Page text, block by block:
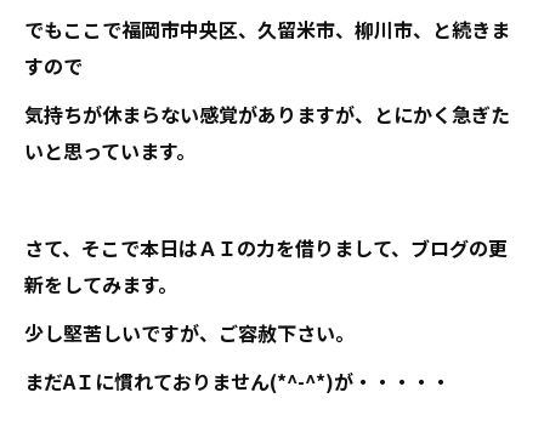
でもここで福岡市中央区、久留米市、柳川市、と続きま
すので
気持ちが休まらない感覚がありますが、とにかく急ぎた
いと思っています。
さて、そこで本日はＡＩの力を借りまして、ブログの更
新をしてみます。
少し堅苦しいですが、ご容赦下さい。
まだAＩに慣れておりません(*^-^*)が・・・・・